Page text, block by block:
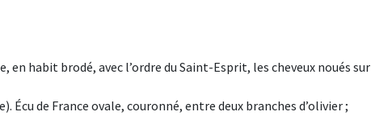
en habit brodé, avec l’ordre du Saint-Esprit, les cheveux noués sur
Écu de France ovale, couronné, entre deux branches d’olivier ;